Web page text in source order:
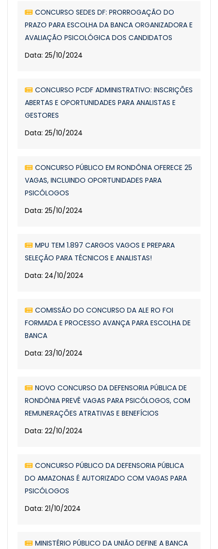
CONCURSO SEDES DF: PRORROGAÇÃO DO
PRAZO PARA ESCOLHA DA BANCA ORGANIZADORA E
AVALIAÇÃO PSICOLÓGICA DOS CANDIDATOS
Data: 25/10/2024
CONCURSO PCDF ADMINISTRATIVO: INSCRIÇÕES
ABERTAS E OPORTUNIDADES PARA ANALISTAS E
GESTORES
Data: 25/10/2024
CONCURSO PÚBLICO EM RONDÔNIA OFERECE 25
VAGAS, INCLUINDO OPORTUNIDADES PARA
PSICÓLOGOS
Data: 25/10/2024
MPU TEM 1.897 CARGOS VAGOS E PREPARA
SELEÇÃO PARA TÉCNICOS E ANALISTAS!
Data: 24/10/2024
COMISSÃO DO CONCURSO DA ALE RO FOI
FORMADA E PROCESSO AVANÇA PARA ESCOLHA DE
BANCA
Data: 23/10/2024
NOVO CONCURSO DA DEFENSORIA PÚBLICA DE
RONDÔNIA PREVÊ VAGAS PARA PSICÓLOGOS, COM
REMUNERAÇÕES ATRATIVAS E BENEFÍCIOS
Data: 22/10/2024
CONCURSO PÚBLICO DA DEFENSORIA PÚBLICA
DO AMAZONAS É AUTORIZADO COM VAGAS PARA
PSICÓLOGOS
Data: 21/10/2024
MINISTÉRIO PÚBLICO DA UNIÃO DEFINE A BANCA